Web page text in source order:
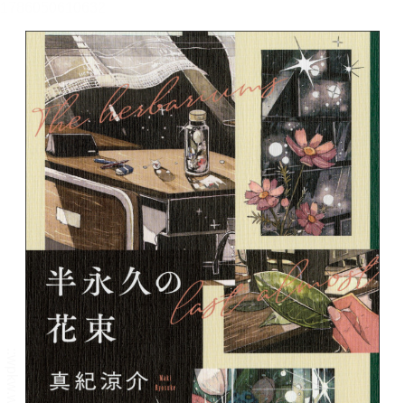
書誌情報
この作品の書誌情報を表示します。
目次・しおり・メモ
目次・しおり・メモを一覧で表示します。
本文検索
本文内から文字を検索します。
自動ページ送り
一定時間経つ毎に自動でページを送ります。
リーダー設定
文字サイズ、エフェクトの変更などを行います。